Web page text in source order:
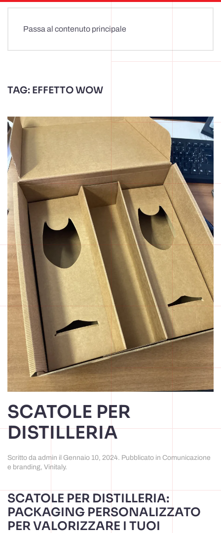
Passa al contenuto principale
TAG: EFFETTO WOW
SCATOLE PER
DISTILLERIA
Scritto da admin il Gennaio 10, 2024. Pubblicato in Comunicazione
e branding, Vinitaly.
SCATOLE PER DISTILLERIA:
PACKAGING PERSONALIZZATO
PER VALORIZZARE I TUOI